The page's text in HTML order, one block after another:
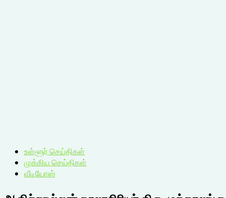
உள்ளூர் செய்திகள்
முக்கிய செய்திகள்
வீடியோஸ்